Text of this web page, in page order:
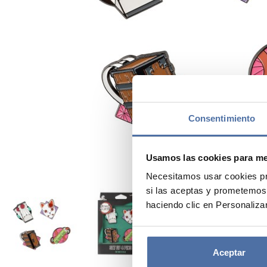
Consentimiento
Usamos las cookies para
Necesitamos usar cookies
si las aceptas y
haciendo clic en
Aceptar